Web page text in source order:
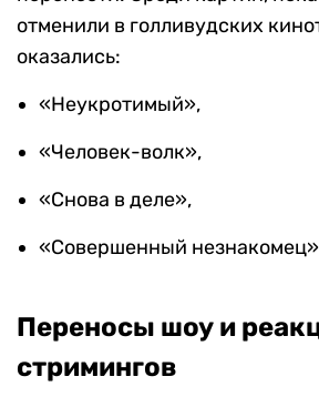
отменили в голливудских
оказались:
«Неукротимый»,
«Человек-волк»,
«Снова в деле»,
«Совершенный
Переносы шоу и
стримингов